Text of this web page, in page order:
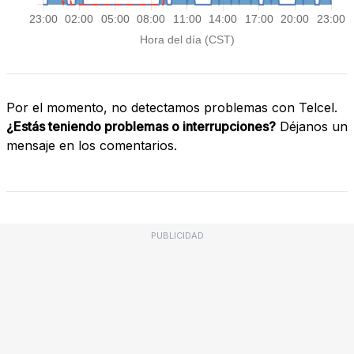
Por el momento, no detectamos problemas con Telcel.
¿Estás teniendo problemas o interrupciones? Déjanos un
mensaje en los comentarios.
PUBLICIDAD